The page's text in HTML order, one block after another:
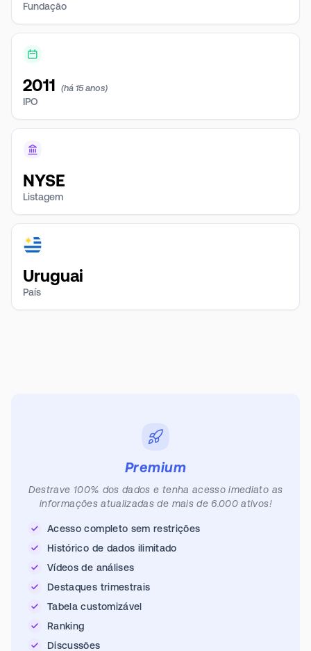
Fundação
2011 (há 15 anos)
IPO
NYSE
Listagem
Uruguai
País
Premium
Destrave 100% dos dados e tenha acesso imediato as
informações atualizadas de mais de 6.000 ativos!
Acesso completo sem restrições
Histórico de dados ilimitado
Vídeos de análises
Destaques trimestrais
Tabela customizável
Ranking
Discussões